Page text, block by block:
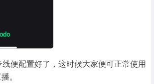
便配置好了，这时候大家便可正常使用
。